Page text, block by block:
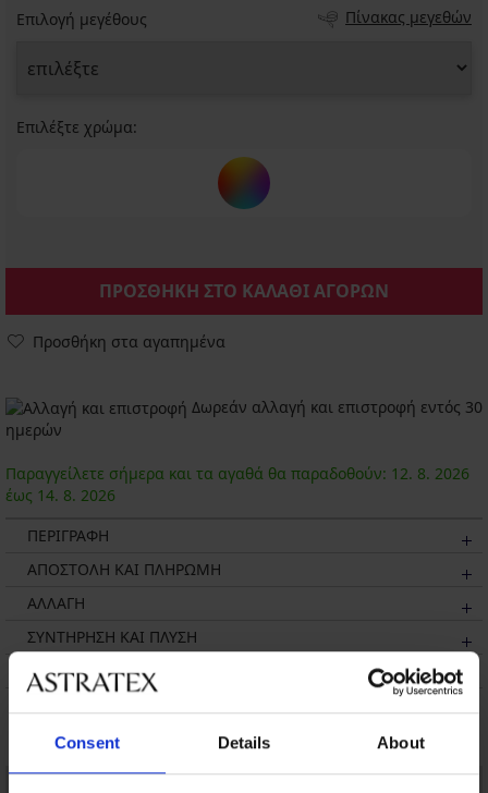
Consent Details About
Επιλογή μεγέθους Πίνακας μεγεθών
Επιλέξτε χρώμα:
ΠΡΟΣΘΗΚΗ ΣΤΟ ΚΑΛΑΘΙ ΑΓΟΡΩΝ
Προσθήκη στα αγαπημένα
Δωρεάν αλλαγή και επιστροφή εντός 30
ημερών
Παραγγείλετε σήμερα και τα αγαθά θα παραδοθούν: 12. 8. 2026
έως 14. 8. 2026
ΠΕΡΙΓΡΑΦΗ
ΑΠΟΣΤΟΛΗ ΚΑΙ ΠΛΗΡΩΜΗ
ΑΛΛΑΓΗ
ΣΥΝΤΗΡΗΣΗ ΚΑΙ ΠΛΥΣΗ
Η ΜΆΡΚΑ
Μπορεί να σας αρέσει
LIMITED LIMITED